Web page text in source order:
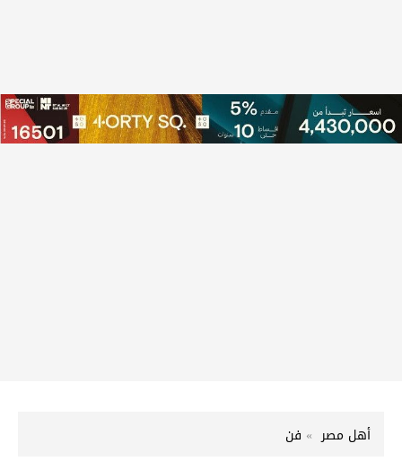
أهل مصر فن